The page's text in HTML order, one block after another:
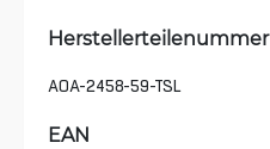
Herstellerteilenummer
AOA-2458-59-TSL
EAN